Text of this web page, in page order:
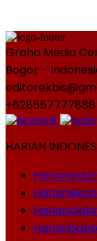
Graha Media
Bogor -
+628557777888
HARIAN